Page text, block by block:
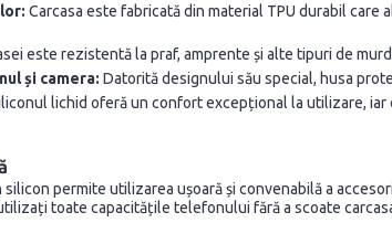
Carcasa este fabricată din material TPU durabil
este rezistentă la praf, amprente și alte tipuri de
și camera: Datorită designului său special, husa
lichid oferă un confort excepțional la utilizare,
permite utilizarea ușoară și convenabilă a
toate capacitățile telefonului fără a scoate